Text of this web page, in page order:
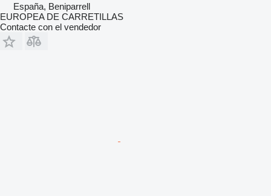
España, Beniparrell
EUROPEA DE CARRETILLAS
Contacte con el vendedor